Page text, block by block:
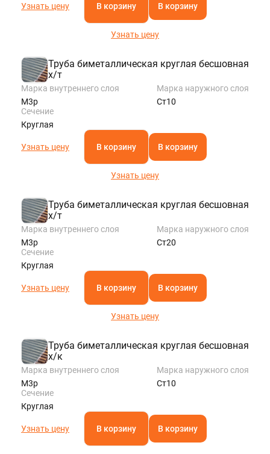
Узнать цену В корзину В корзину
Узнать цену
Труба биметаллическая круглая бесшовная
х/т
Марка внутреннего слоя
М3р
Марка наружного слоя
Ст10
Сечение
Круглая
Узнать цену В корзину В корзину
Узнать цену
Труба биметаллическая круглая бесшовная
х/т
Марка внутреннего слоя
М3р
Марка наружного слоя
Ст20
Сечение
Круглая
Узнать цену В корзину В корзину
Узнать цену
Труба биметаллическая круглая бесшовная
х/к
Марка внутреннего слоя
М3р
Марка наружного слоя
Ст10
Сечение
Круглая
Узнать цену В корзину В корзину